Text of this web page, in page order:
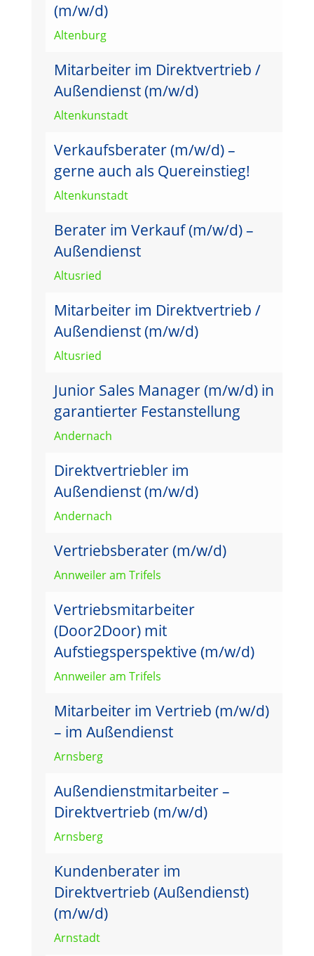
(m/w/d)
Altenburg
Mitarbeiter im Direktvertrieb /
Außendienst (m/w/d)
Altenkunstadt
Verkaufsberater (m/w/d) –
gerne auch als Quereinstieg!
Altenkunstadt
Berater im Verkauf (m/w/d) –
Außendienst
Altusried
Mitarbeiter im Direktvertrieb /
Außendienst (m/w/d)
Altusried
Junior Sales Manager (m/w/d) in
garantierter Festanstellung
Andernach
Direktvertriebler im
Außendienst (m/w/d)
Andernach
Vertriebsberater (m/w/d)
Annweiler am Trifels
Vertriebsmitarbeiter
(Door2Door) mit
Aufstiegsperspektive (m/w/d)
Annweiler am Trifels
Mitarbeiter im Vertrieb (m/w/d)
– im Außendienst
Arnsberg
Außendienstmitarbeiter –
Direktvertrieb (m/w/d)
Arnsberg
Kundenberater im
Direktvertrieb (Außendienst)
(m/w/d)
Arnstadt